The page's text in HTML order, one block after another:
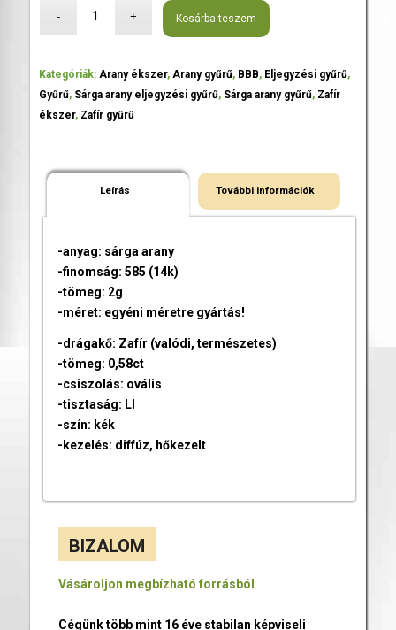
Kosárba teszem
Kategóriák: Arany ékszer, Arany gyűrű, BBB, Eljegyzési gyűrű,
Gyűrű, Sárga arany eljegyzési gyűrű, Sárga arany gyűrű, Zafír
ékszer, Zafír gyűrű
Leírás További információk
-anyag: sárga arany
-finomság: 585 (14k)
-tömeg: 2g
-méret: egyéni méretre gyártás!
-drágakő: Zafír (valódi, természetes)
-tömeg: 0,58ct
-csiszolás: ovális
-tisztaság: LI
-szín: kék
-kezelés: diffúz, hőkezelt
BIZALOM
Vásároljon megbízható forrásból
Cégünk több mint 16 éve stabilan képviseli